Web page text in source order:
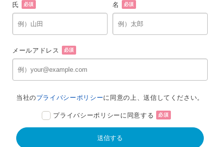
氏 必須 名 必須
メールアドレス 必須
当社のプライバシーポリシーに同意の上、送信してください。
プライバシーポリシーに同意する 必須